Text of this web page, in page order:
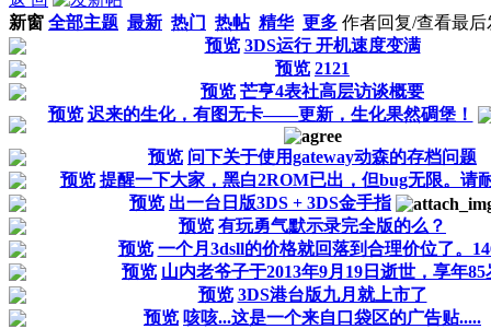
新窗 全部主题 最新 热门 热帖 精华 更多 作者回复/查看最后
预览 3DS运行 开机速度变满
预览 2121
预览 芒亨4表社高层访谈概要
预览 迟来的生化，有图无卡——更新，生化果然碉堡！
预览 问下关于使用gateway动森的存档问题
预览 提醒一下大家，黑白2ROM已出，但bug无限。请
预览 出一台日版3DS + 3DS金手指
预览 有玩勇气默示录完全版的么？
预览 一个月3dsll的价格就回落到合理价位了。
预览 山内老爷子于2013年9月19日逝世，享年85
预览 3DS港台版九月就上市了
预览 咳咳...这是一个来自口袋区的广告贴.....